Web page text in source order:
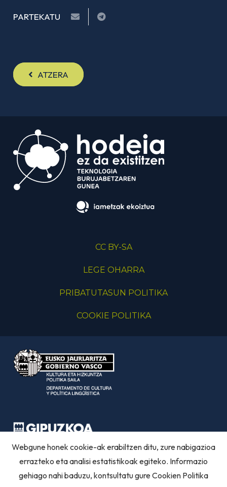
PARTEKATU
ATZERA
CC BY-SA
LEGE OHARRA
PRIBATUTASUN POLITIKA
COOKIE POLITIKA
Webgune honek cookie-ak erabiltzen ditu, zure nabigazioa
errazteko eta analisi estatistikoak egiteko. Informazio
gehiago nahi baduzu, kontsultatu gureCookien Politika